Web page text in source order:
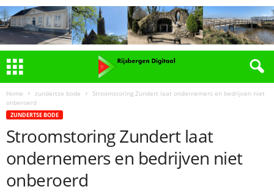
Home zundertse bode
Stroomstoring Zundert laat ondernemers en bedrijven niet
onberoerd
ZUNDERTSE BODE
Stroomstoring Zundert laat
ondernemers en bedrijven niet
onberoerd